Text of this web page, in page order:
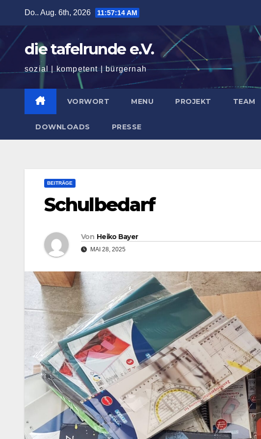
springen
Do.. Aug. 6th, 2026 11:57:15 AM
die tafelrunde e.V.
sozial | kompetent | bürgernah
VORWORT MENU PROJEKT TEAM
DOWNLOADS PRESSE
BEITRÄGE
Schulbedarf
Von Heiko Bayer
MAI 28, 2025